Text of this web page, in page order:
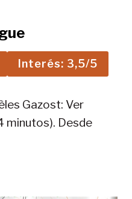
Interés: 3,5/5
Gazost: Ver
minutos). Desde